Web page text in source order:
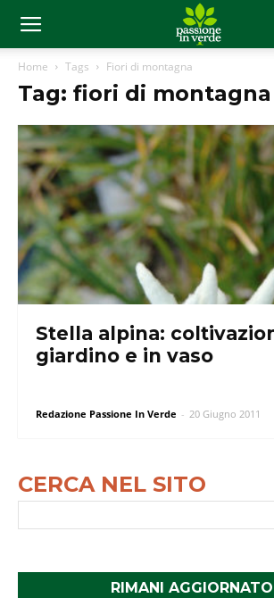
Home Tags Fiori di montagna
Tag: fiori di montagna
Stella alpina:
giardino e in vaso
Redazione Passione In Verde - 20 Giugno 2011
CERCA NEL SITO
RIMANI AGGIORNATO